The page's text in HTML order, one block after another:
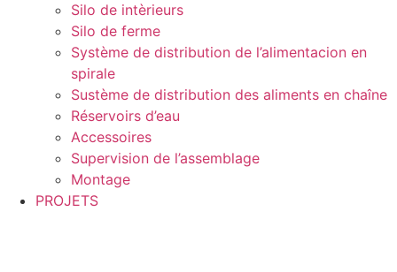
Silo de intèrieurs
Silo de ferme
Système de distribution de l’alimentacion en
spirale
Sustème de distribution des aliments en chaîne
Réservoirs d’eau
Accessoires
Supervision de l’assemblage
Montage
PROJETS